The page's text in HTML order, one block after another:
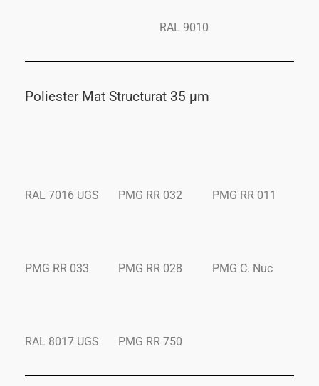
RAL 9010
Poliester Mat Structurat 35 μm
RAL 7016 UGS
PMG RR 033
RAL 8017 UGS
PMG RR 032
PMG RR 028
PMG RR 750
PMG RR 011
PMG C. Nuc